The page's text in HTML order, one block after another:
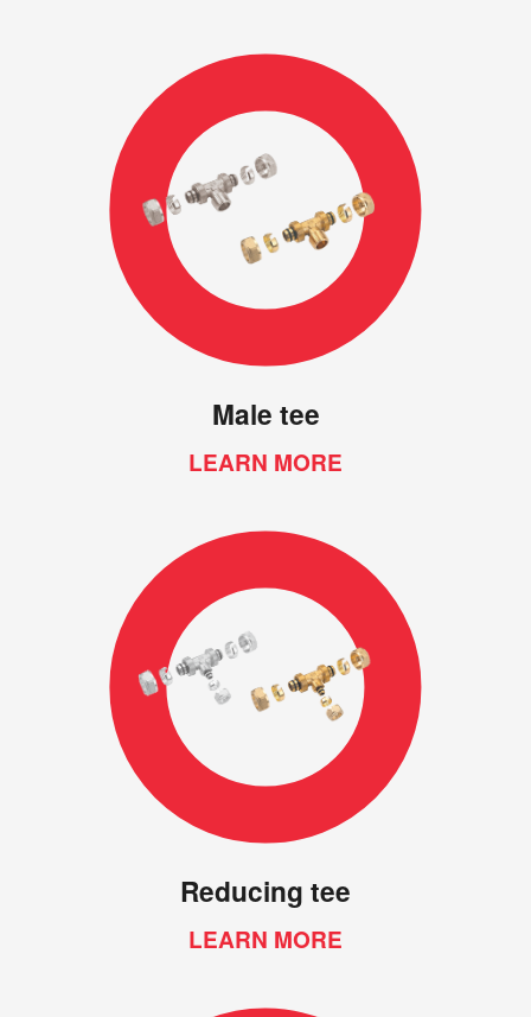
Male tee
LEARN MORE
Reducing tee
LEARN MORE